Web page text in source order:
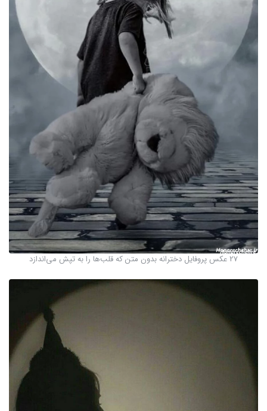
27 عکس پروفایل دخترانه بدون متن که قلب‌ها را به تپش می‌اندازد